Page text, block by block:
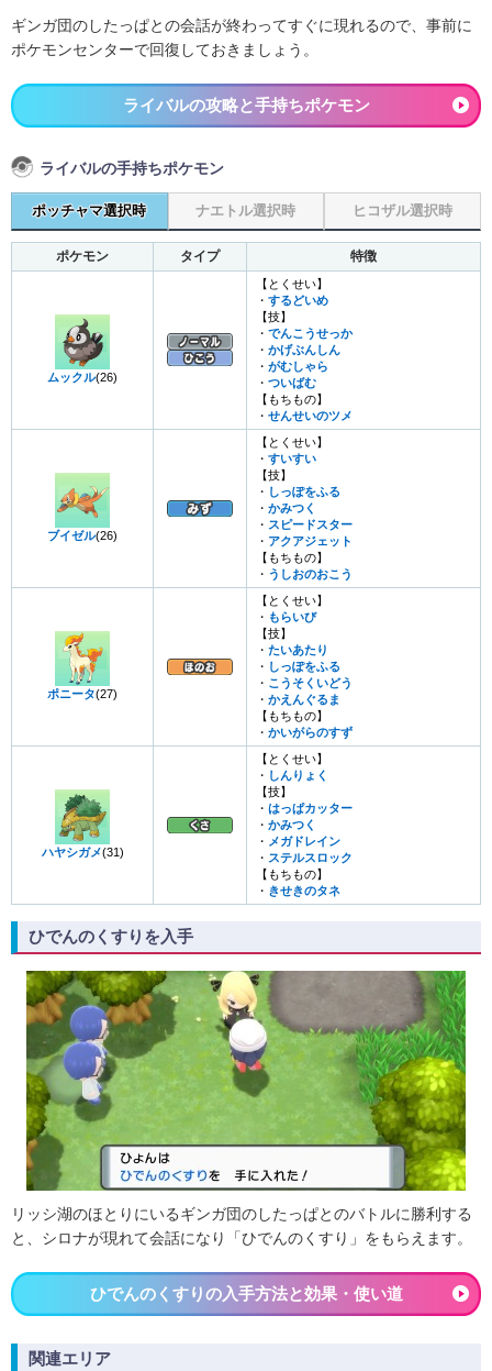
ギンガ団のしたっぱとの会話が終わってすぐに現れるので、事前に
ポケモンセンターで回復しておきましょう。
ライバルの攻略と手持ちポケモン
ライバルの手持ちポケモン
ポッチャマ選択時 ナエトル選択時 ヒコザル選択時
ポケモン タイプ 特徴
ムックル(26)
【とくせい】
・ するどいめ
【技】
・ でんこうせっか
・ かげぶんしん
・ がむしゃら
・ ついばむ
【もちもの】
・ せんせいのツメ
ブイゼル(26)
【とくせい】
・ すいすい
【技】
・ しっぽをふる
・ かみつく
・ スピードスター
・ アクアジェット
【もちもの】
・ うしおのおこう
ポニータ(27)
【とくせい】
・ もらいび
【技】
・ たいあたり
・ しっぽをふる
・ こうそくいどう
・ かえんぐるま
【もちもの】
・ かいがらのすず
ハヤシガメ(31)
【とくせい】
・ しんりょく
【技】
・ はっぱカッター
・ かみつく
・ メガドレイン
・ ステルスロック
【もちもの】
・ きせきのタネ
ひでんのくすりを入手
リッシ湖のほとりにいるギンガ団のしたっぱとのバトルに勝利する
と、シロナが現れて会話になり「ひでんのくすり」をもらえます。
ひでんのくすりの入手方法と効果・使い道
関連エリア